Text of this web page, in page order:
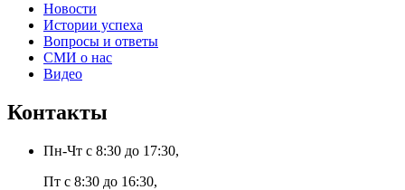
Новости
Истории успеха
Вопросы и ответы
СМИ о нас
Видео
Контакты
Пн-Чт с 8:30 до 17:30,
Пт с 8:30 до 16:30,